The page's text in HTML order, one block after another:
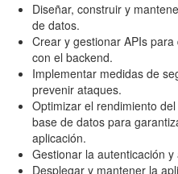
Diseñar, construir y
de datos.
Crear y gestionar APIs
con el backend.
Implementar medidas de
prevenir ataques.
Optimizar el rendimiento
base de datos para
aplicación.
Gestionar la autenticación
Desplegar y mantener la